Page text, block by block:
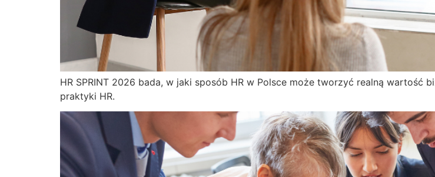
HR SPRINT 2026 bada, w jaki sposób HR w Polsce może tworzyć realną
praktyki HR.